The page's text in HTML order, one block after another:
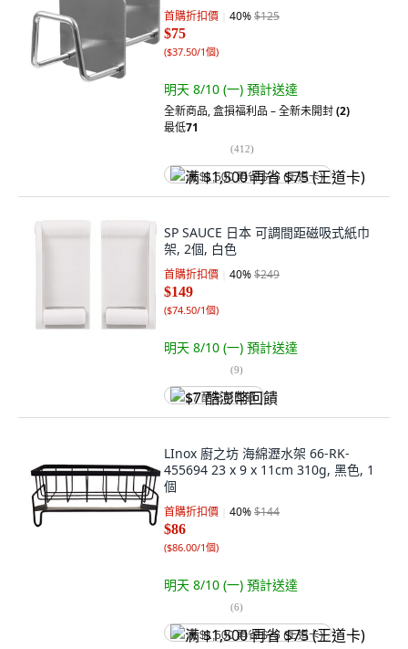
首購折扣價 40%$125
$75
($37.50/1個)
明天 8/10 (一) 預計送達
全新商品,盒損福利品 – 全新未開封(2)
最低71
(412)
满 $1,500 再省 $75 (王道卡)
SP SAUCE 日本 可調間距磁吸式紙巾
架, 2個, 白色
首購折扣價 40%$249
$149
($74.50/1個)
明天 8/10 (一) 預計送達
(9)
$7 酷澎幣回饋
LInox 廚之坊 海綿瀝水架 66-RK-
455694 23 x 9 x 11cm 310g, 黑色, 1
個
首購折扣價 40%$144
$86
($86.00/1個)
明天 8/10 (一) 預計送達
(6)
满 $1,500 再省 $75 (王道卡)